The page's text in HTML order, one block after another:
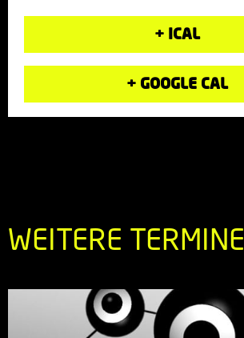
+ ICAL
+ GOOGLE CAL
WEITERE TERMINE